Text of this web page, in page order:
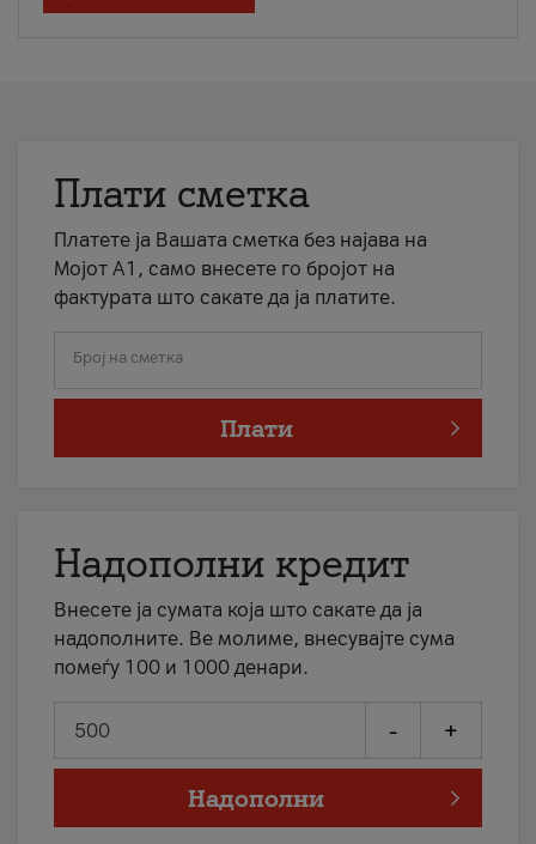
Плати сметка
Платете ја Вашата сметка без најава на
Мојот А1, само внесете го бројот на
фактурата што сакате да ја платите.
Број на сметка
Плати
Надополни кредит
Внесете ја сумата која што сакате да ја
надополните. Ве молиме, внесувајте сума
помеѓу 100 и 1000 денари.
- +
Надополни